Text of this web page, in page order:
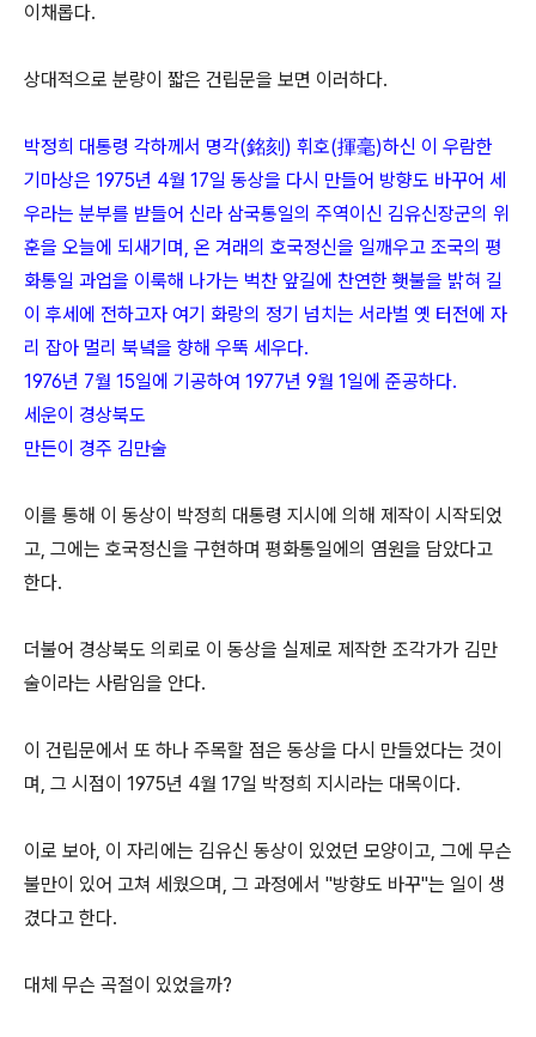
이채롭다.
상대적으로 분량이 짧은 건립문을 보면 이러하다.
박정희 대통령 각하께서 명각(銘刻) 휘호(揮毫)하신 이 우람한
기마상은 1975년 4월 17일 동상을 다시 만들어 방향도 바꾸어 세
우라는 분부를 받들어 신라 삼국통일의 주역이신 김유신장군의 위
훈을 오늘에 되새기며, 온 겨래의 호국정신을 일깨우고 조국의 평
화통일 과업을 이룩해 나가는 벅찬 앞길에 찬연한 횃불을 밝혀 길
이 후세에 전하고자 여기 화랑의 정기 넘치는 서라벌 옛 터전에 자
리 잡아 멀리 북녘을 향해 우뚝 세우다.
1976년 7월 15일에 기공하여 1977년 9월 1일에 준공하다.
세운이 경상북도
만든이 경주 김만술
이를 통해 이 동상이 박정희 대통령 지시에 의해 제작이 시작되었
고, 그에는 호국정신을 구현하며 평화통일에의 염원을 담았다고
한다.
더불어 경상북도 의뢰로 이 동상을 실제로 제작한 조각가가 김만
술이라는 사람임을 안다.
이 건립문에서 또 하나 주목할 점은 동상을 다시 만들었다는 것이
며, 그 시점이 1975년 4월 17일 박정희 지시라는 대목이다.
이로 보아, 이 자리에는 김유신 동상이 있었던 모양이고, 그에 무슨
불만이 있어 고쳐 세웠으며, 그 과정에서 "방향도 바꾸"는 일이 생
겼다고 한다.
대체 무슨 곡절이 있었을까?